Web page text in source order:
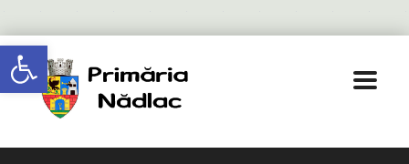
Deschide bara de unelte